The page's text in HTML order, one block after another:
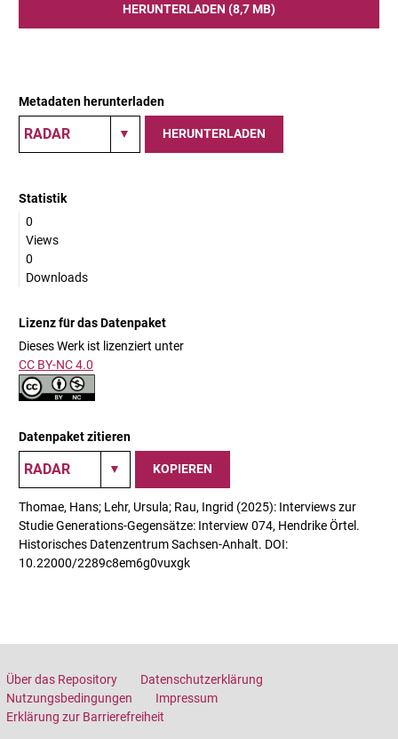
HERUNTERLADEN (8,7 MB)
Metadaten herunterladen
HERUNTERLADEN
Statistik
0
Views
0
Downloads
Lizenz für das Datenpaket
Dieses Werk ist lizenziert unter
CC BY-NC 4.0
Datenpaket zitieren
KOPIEREN
Thomae, Hans; Lehr, Ursula; Rau, Ingrid (2025): Interviews zur
Studie Generations-Gegensätze: Interview 074, Hendrike Örtel.
Historisches Datenzentrum Sachsen-Anhalt. DOI:
10.22000/2289c8em6g0vuxgk
Über das Repository
Datenschutzerklärung
Nutzungsbedingungen
Impressum
Erklärung zur Barrierefreiheit